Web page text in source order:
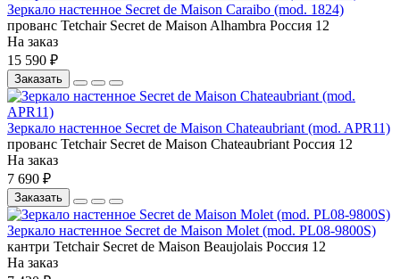
Зеркало настенное Secret de Maison Caraibo (mod. 1824)
прованс Tetchair Secret de Maison Alhambra Россия 12
На заказ
15 590 ₽
Заказать
Зеркало настенное Secret de Maison Chateaubriant (mod. APR11)
прованс Tetchair Secret de Maison Chateaubriant Россия 12
На заказ
7 690 ₽
Заказать
Зеркало настенное Secret de Maison Molet (mod. PL08-9800S)
кантри Tetchair Secret de Maison Beaujolais Россия 12
На заказ